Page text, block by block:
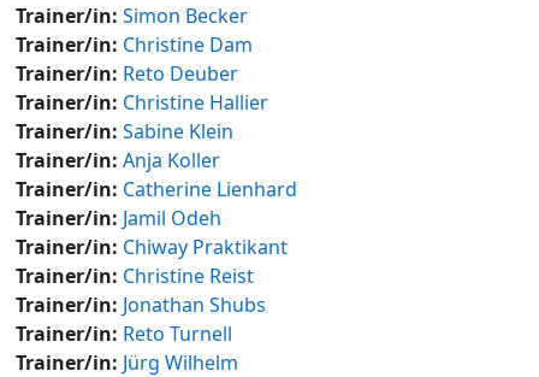
Trainer/in: Simon Becker
Trainer/in: Christine Dam
Trainer/in: Reto Deuber
Trainer/in: Christine Hallier
Trainer/in: Sabine Klein
Trainer/in: Anja Koller
Trainer/in: Catherine Lienhard
Trainer/in: Jamil Odeh
Trainer/in: Chiway Praktikant
Trainer/in: Christine Reist
Trainer/in: Jonathan Shubs
Trainer/in: Reto Turnell
Trainer/in: Jürg Wilhelm